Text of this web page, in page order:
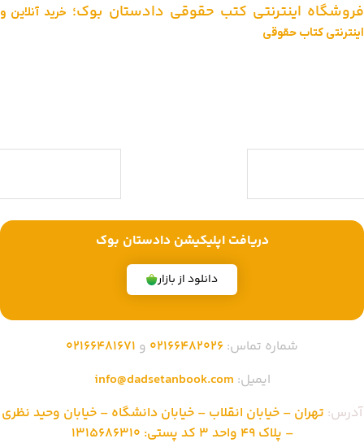
فروشگاه اینترنتی کتب حقوقی دادستان بوک؛ خرید آنلاین و
اینترنتی کتاب حقوقی
دریافت اپلیکیشن دادستان بوک
دانلود از بازار
شماره تماس: 02166482026 و 02166481671
ایمیل: info@dadsetanbook.com
آدرس: تهران – خیابان انقلاب – خیابان دانشگاه – خیابان وحید نظری
– پلاک 49 واحد 3 کد پستی: 1315686310